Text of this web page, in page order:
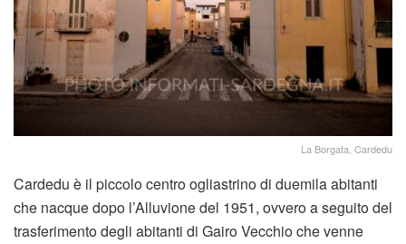
La Borgata, Cardedu
Cardedu è il piccolo centro ogliastrino di duemila abitanti
che nacque dopo l’Alluvione del 1951, ovvero a seguito del
trasferimento degli abitanti di Gairo Vecchio che venne